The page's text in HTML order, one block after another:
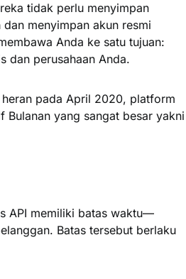
tidak perlu menyimpan
menyimpan akun resmi
Anda ke satu tujuan:
dan perusahaan Anda.
pada April 2020, platform
yang sangat besar yakni
API memiliki batas waktu—
Batas tersebut berlaku